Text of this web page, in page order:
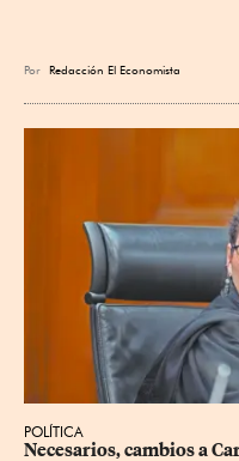
Por Redacción El Economista
POLÍTICA
Necesarios, cambios a